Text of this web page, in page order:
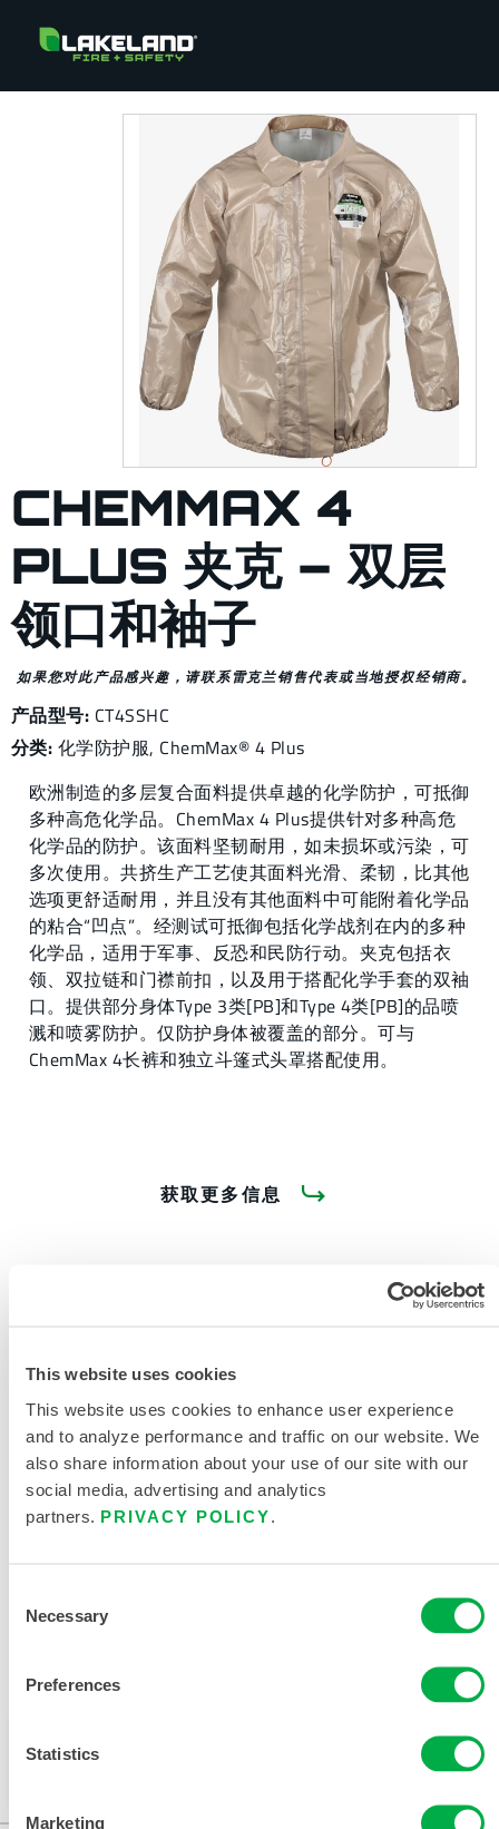
This website uses cookies
This website uses cookies to enhance user experience
and to analyze performance and traffic on our website. We
also share information about your use of our site with our
social media, advertising and analytics
partners. PRIVACY POLICY
Selection
Necessary
Preferences
Statistics
Marketing
CHEMMAX 4
PLUS 夹克 – 双层
领口和袖子
如果您对此产品感兴趣，请联系雷克兰销售代表或当地授权经销商。
产品型号: CT4SSHC
分类: 化学防护服, ChemMax® 4 Plus
欧洲制造的多层复合面料提供卓越的化学防护，可抵御
多种高危化学品。ChemMax 4 Plus提供针对多种高危
化学品的防护。该面料坚韧耐用，如未损坏或污染，可
多次使用。共挤生产工艺使其面料光滑、柔韧，比其他
选项更舒适耐用，并且没有其他面料中可能附着化学品
的粘合“凹点”。经测试可抵御包括化学战剂在内的多种
化学品，适用于军事、反恐和民防行动。夹克包括衣
领、双拉链和门襟前扣，以及用于搭配化学手套的双袖
口。提供部分身体Type 3类[PB]和Type 4类[PB]的品喷
溅和喷雾防护。仅防护身体被覆盖的部分。可与
ChemMax 4长裤和独立斗篷式头罩搭配使用。
获取更多信息
产品资料
限次性与化学防护服尺码表
可在以下销售区域购买：南美洲。
此产品通常不在您所在的区域销售。您可以在页面顶部